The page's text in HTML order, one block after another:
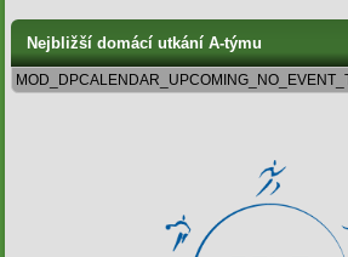
Nejbližší domácí utkání A-týmu